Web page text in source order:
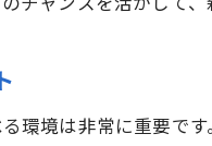
キャリアパスの
環境は非常に重要で